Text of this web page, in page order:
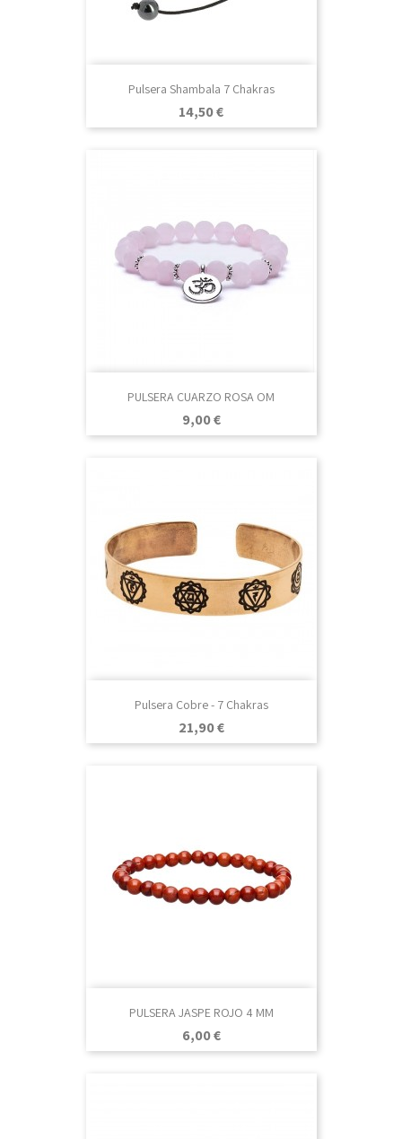
Pulsera Shambala 7 Chakras
Precio
14,50 €
PULSERA CUARZO ROSA OM
Precio
9,00 €
Pulsera Cobre - 7 Chakras
Precio
21,90 €
PULSERA JASPE ROJO 4 MM
Precio
6,00 €